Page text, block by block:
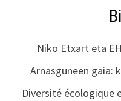
Niko Etxart eta
Arnasguneen gaia:
Diversité écologique